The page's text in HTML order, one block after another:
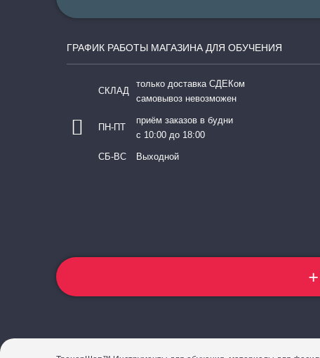
ГРАФИК РАБОТЫ МАГАЗИНА ДЛЯ ОБУЧЕНИЯ
СКЛАД
только доставка СДЕКом
самовывоз невозможен
ПН-ПТ
приём заказов в будни
с 10:00 до 18:00
СБ-ВС Выходной